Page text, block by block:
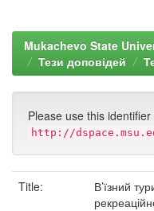
Mukachevo State
Тези доповідей
Please use this
http://
Title:
В’їзний